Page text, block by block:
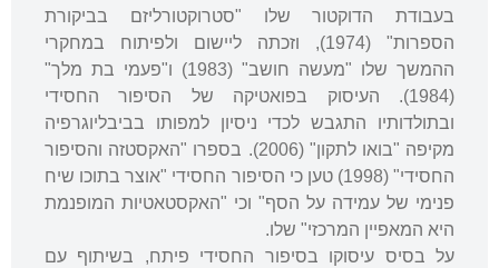
בעבודת הדוקטור שלו "סטרוקטורליזם בביקורת
הספרות" (1974), וזכתה ליישום ולפיתוח במחקרי
ההמשך שלו "מעשה חושב" (1983) ו"פעמי בת מלך"
(1984). העיסוק בפואטיקה של הסיפור החסידי
ובתולדותיו התגבש לכדי ניסיון למפותו בביבליוגרפיה
מקיפה "בואו לתקון" (2006). בספרו "האקסטזה והסיפור
החסידי" (1998) טען כי הסיפור החסידי "אוצר בתוכו שיח
פנימי של עמידה על הסף" וכי "האקסטאטיות המופנמת
היא המאפיין המרכזי" שלו.
על בסיס עיסוקו בסיפור החסידי פיתח, בשיתוף עם